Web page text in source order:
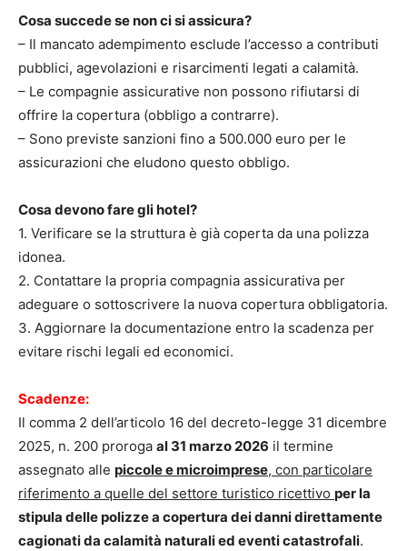
Cosa succede se non ci si assicura?
– Il mancato adempimento esclude l’accesso a contributi
pubblici, agevolazioni e risarcimenti legati a calamità.
– Le compagnie assicurative non possono rifiutarsi di
offrire la copertura (obbligo a contrarre).
– Sono previste sanzioni fino a 500.000 euro per le
assicurazioni che eludono questo obbligo.
Cosa devono fare gli hotel?
1. Verificare se la struttura è già coperta da una polizza
idonea.
2. Contattare la propria compagnia assicurativa per
adeguare o sottoscrivere la nuova copertura obbligatoria.
3. Aggiornare la documentazione entro la scadenza per
evitare rischi legali ed economici.
Scadenze:
Il comma 2 dell’articolo 16 del decreto-legge 31 dicembre
2025, n. 200 proroga al 31 marzo 2026 il termine
assegnato alle piccole e microimprese, con particolare
riferimento a quelle del settore turistico ricettivo per la
stipula delle polizze a copertura dei danni direttamente
cagionati da calamità naturali ed eventi catastrofali.